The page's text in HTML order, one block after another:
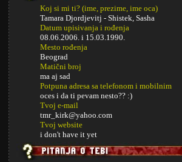
Koj si mi ti? (ime, prezime, ime oca)
Tamara Djordjevitj - Shistek, Sasha
Datum upisivanja i rođenja
08.06.2006. i 15.03.1990.
Mesto rođenja
Beograd
Matični broj
ma aj sad
Potpuna adresa sa telefonom i mobilnim
oces i da ti pevam nesto?? :)
Tvoj e-mail
tmr_kirk@yahoo.com
Tvoj website
i don't have it yet